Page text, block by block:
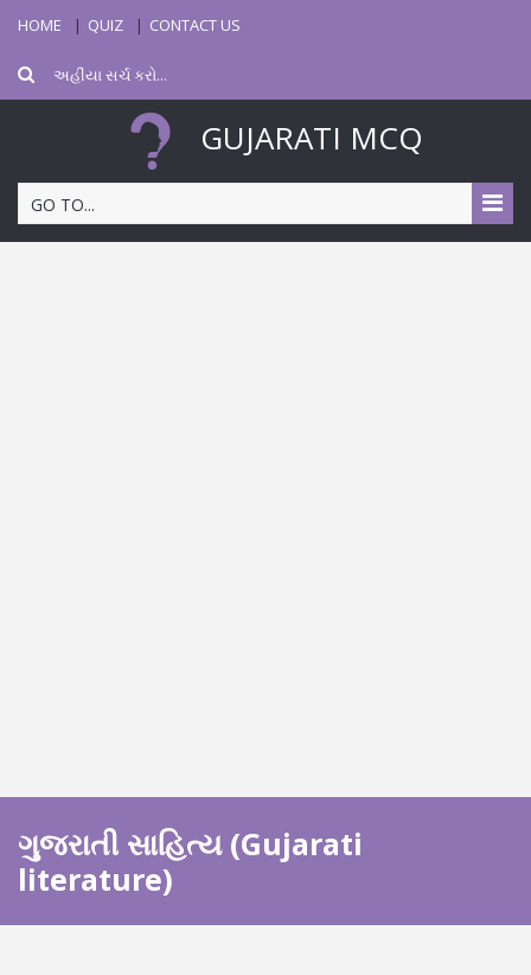
HOME QUIZ CONTACT US
GUJARATI MCQ
GO TO...
ગુજરાતી સાહિત્ય (Gujarati
literature)